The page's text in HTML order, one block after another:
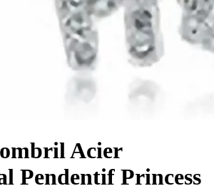
Acier
Pendentif Princess